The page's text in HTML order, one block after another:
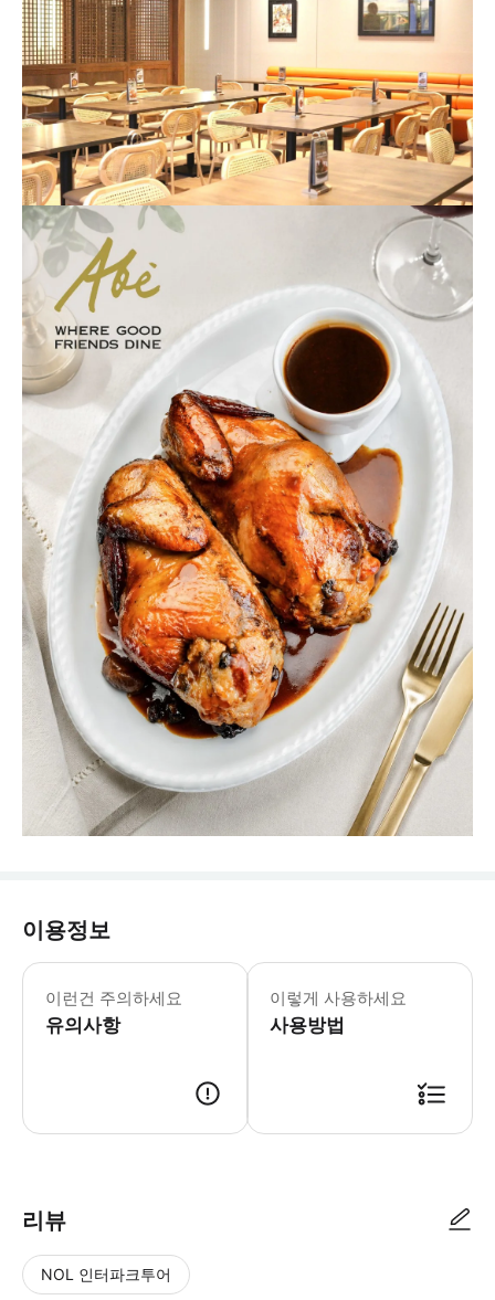
이용정보
이런건 주의하세요
유의사항
이렇게 사용하세요
사용방법
리뷰
NOL 인터파크투어